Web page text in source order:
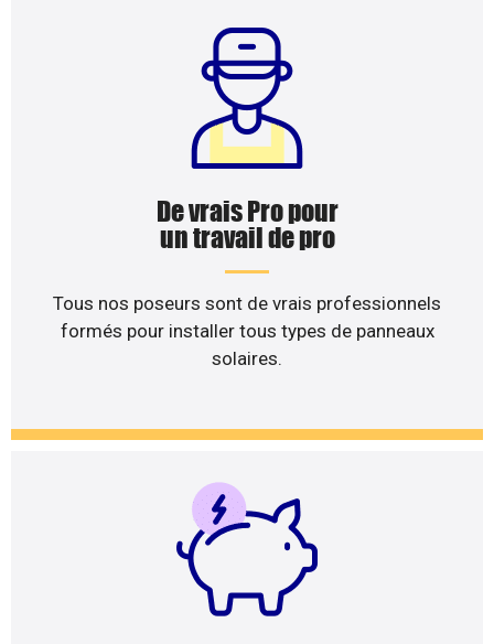
De vrais Pro pour
un travail de pro
Tous nos poseurs sont de vrais professionnels
formés pour installer tous types de panneaux
solaires.